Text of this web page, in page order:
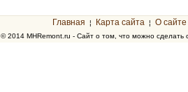
Главная ¦ Карта сайта ¦ О сайте
© 2014 MHRemont.ru - Сайт о том, что можно сделать